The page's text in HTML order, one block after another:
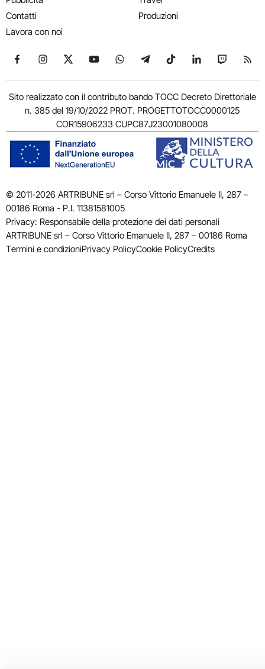
Contatti
Lavora con noi
Produzioni
Seguici su Facebook
Seguici su Instagram
Seguici su X
Seguici su YouTube
Seguici su WhatsApp
Seguici su Telegram
Seguici su TikTok
Seguici su
Seguici
Sito realizzato con il contributo bando TOCC Decreto Direttoriale
n. 385 del 19/10/2022 PROT. PROGETTOTOCC0000125
COR15906233 CUPC87J23001080008
© 2011-2026 ARTRIBUNE srl – Corso Vittorio Emanuele II, 287 –
00186 Roma - P.I. 11381581005
Privacy: Responsabile della protezione dei dati personali
ARTRIBUNE srl – Corso Vittorio Emanuele II, 287 – 00186 Roma
Termini e condizioniPrivacy PolicyCookie PolicyCredits